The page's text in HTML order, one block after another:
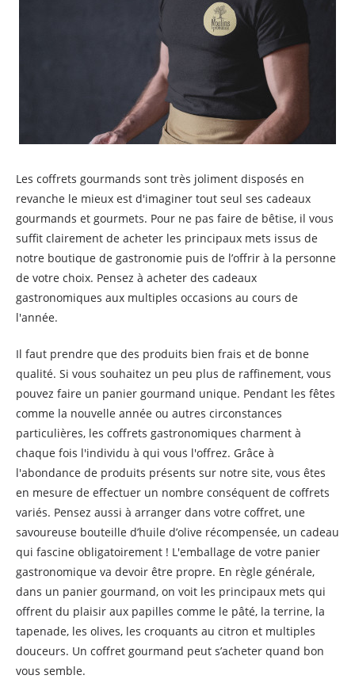
Les coffrets gourmands sont très joliment disposés en
revanche le mieux est d'imaginer tout seul ses cadeaux
gourmands et gourmets. Pour ne pas faire de bêtise, il vous
suffit clairement de acheter les principaux mets issus de
notre boutique de gastronomie puis de l’offrir à la personne
de votre choix. Pensez à acheter des cadeaux
gastronomiques aux multiples occasions au cours de
l'année.
Il faut prendre que des produits bien frais et de bonne
qualité. Si vous souhaitez un peu plus de raffinement, vous
pouvez faire un panier gourmand unique. Pendant les fêtes
comme la nouvelle année ou autres circonstances
particulières, les coffrets gastronomiques charment à
chaque fois l'individu à qui vous l'offrez. Grâce à
l'abondance de produits présents sur notre site, vous êtes
en mesure de effectuer un nombre conséquent de coffrets
variés. Pensez aussi à arranger dans votre coffret, une
savoureuse bouteille d’huile d’olive récompensée, un cadeau
qui fascine obligatoirement ! L'emballage de votre panier
gastronomique va devoir être propre. En règle générale,
dans un panier gourmand, on voit les principaux mets qui
offrent du plaisir aux papilles comme le pâté, la terrine, la
tapenade, les olives, les croquants au citron et multiples
douceurs. Un coffret gourmand peut s’acheter quand bon
vous semble.